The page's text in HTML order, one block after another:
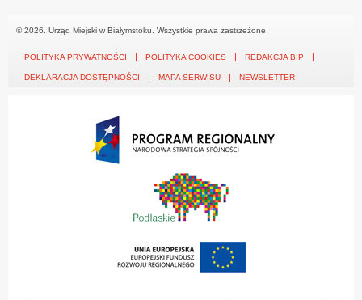
© 2026. Urząd Miejski w Białymstoku. Wszystkie prawa zastrzeżone.
POLITYKA PRYWATNOŚCI POLITYKA COOKIES REDAKCJA BIP
DEKLARACJA DOSTĘPNOŚCI MAPA SERWISU NEWSLETTER